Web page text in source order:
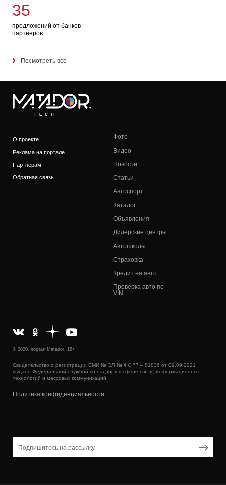
35
предложений от банков-
партнеров
Посмотреть все
TECH
О проекте
Реклама на портале
Партнерам
Обратная связь
Фото
Видео
Новости
Статьи
Автоспорт
Каталог
Объявления
Дилерские центры
Автошколы
Страховка
Кредит на авто
Проверка авто по
VIN
© 2020, портал Matador, 18+
Свидетельство о регистрации СМИ № ЭЛ № ФС 77 – 81836 от 09.09.2021
выдано Федеральной службой по надзору в сфере связи, информационных
технологий и массовых коммуникаций
Политика конфиденциальности